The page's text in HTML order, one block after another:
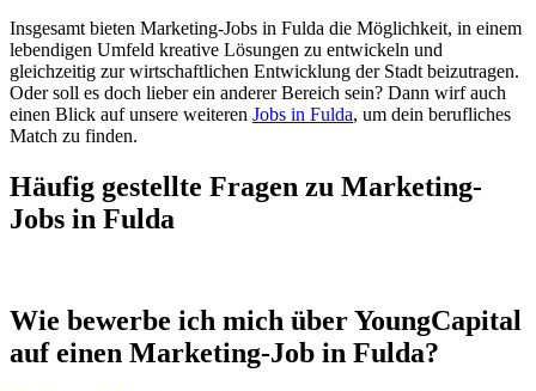
Insgesamt bieten Marketing-Jobs in Fulda die Möglichkeit, in einem
lebendigen Umfeld kreative Lösungen zu entwickeln und
gleichzeitig zur wirtschaftlichen Entwicklung der Stadt beizutragen.
Oder soll es doch lieber ein anderer Bereich sein? Dann wirf auch
einen Blick auf unsere weiteren Jobs in Fulda, um dein berufliches
Match zu finden.
Häufig gestellte Fragen zu Marketing-
Jobs in Fulda
Wie bewerbe ich mich über YoungCapital
auf einen Marketing-Job in Fulda?